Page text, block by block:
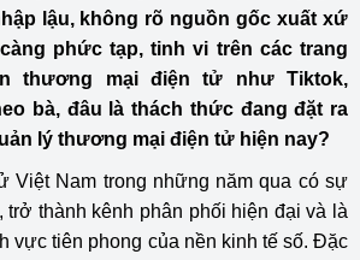
lậu, không rõ nguồn gốc xuất xứ
phức tạp, tinh vi trên các trang
thương mại điện tử như Tiktok,
bà, đâu là thách thức đang đặt ra
lý thương mại điện tử hiện nay?
Việt Nam trong những năm qua có sự
trở thành kênh phân phối hiện đại và là
vực tiên phong của nền kinh tế số. Đặc